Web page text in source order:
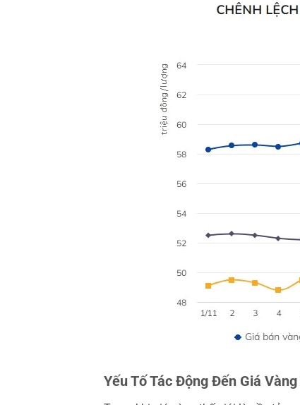
Yếu Tố Tác Động Đến Giá